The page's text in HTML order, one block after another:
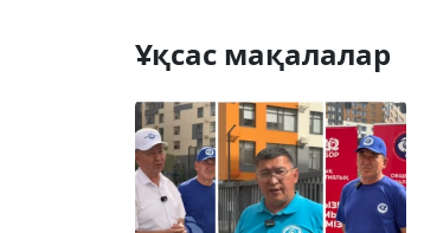
Ұқсас мақалалар